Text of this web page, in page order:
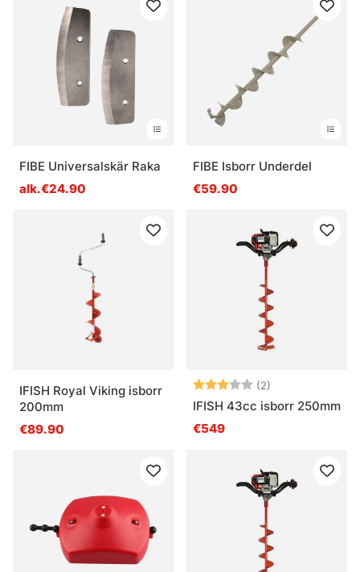
FIBE Universalskär Raka
alk.€24.90
FIBE Isborr Underdel
€59.90
IFISH Royal Viking isborr
200mm
€89.90
Arvio: (2)
IFISH 43cc isborr 250mm
€549